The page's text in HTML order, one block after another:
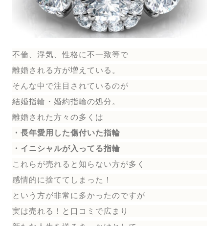
不倫、浮気、性格に不一致等で
離婚される方が増えている。
そんな中で注目されているのが
結婚指輪 ・婚約指輪の処分。
離婚された方々の多くは
・長年愛用した傷付いた指輪
・イニシャルが入ってる指輪
これらが売れると知らない方が多く
感情的に捨ててしまった！
という方が非常に多かったのですが
実は売れる！と口コミで広まり